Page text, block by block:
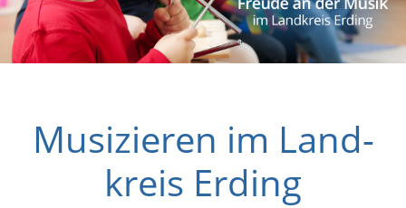
Musizieren im Land­
kreis Erding